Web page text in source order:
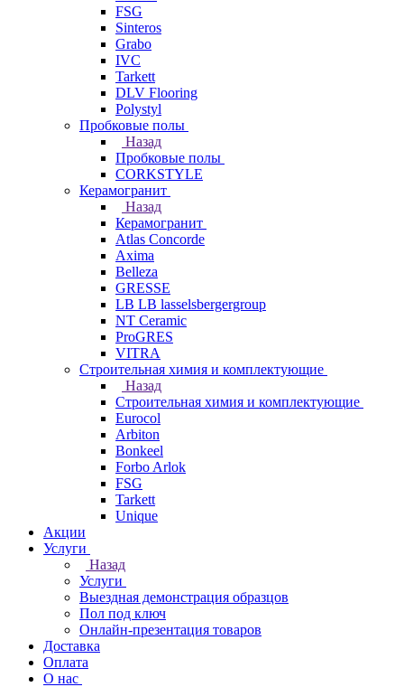
FSG
Sinteros
Grabo
IVC
Tarkett
DLV Flooring
Polystyl
Пробковые полы
Назад
Пробковые полы
CORKSTYLE
Керамогранит
Назад
Керамогранит
Atlas Concorde
Axima
Belleza
GRESSE
LB LB lasselsbergergroup
NT Ceramic
ProGRES
VITRA
Строительная химия и комплектующие
Назад
Строительная химия и комплектующие
Eurocol
Arbiton
Bonkeel
Forbo Arlok
FSG
Tarkett
Unique
Акции
Услуги
Назад
Услуги
Выездная демонстрация образцов
Пол под ключ
Онлайн-презентация товаров
Доставка
Оплата
О нас